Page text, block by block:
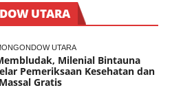
UTARA
UTARA
Milenial Bintauna
Pemeriksaan Kesehatan dan
Gratis